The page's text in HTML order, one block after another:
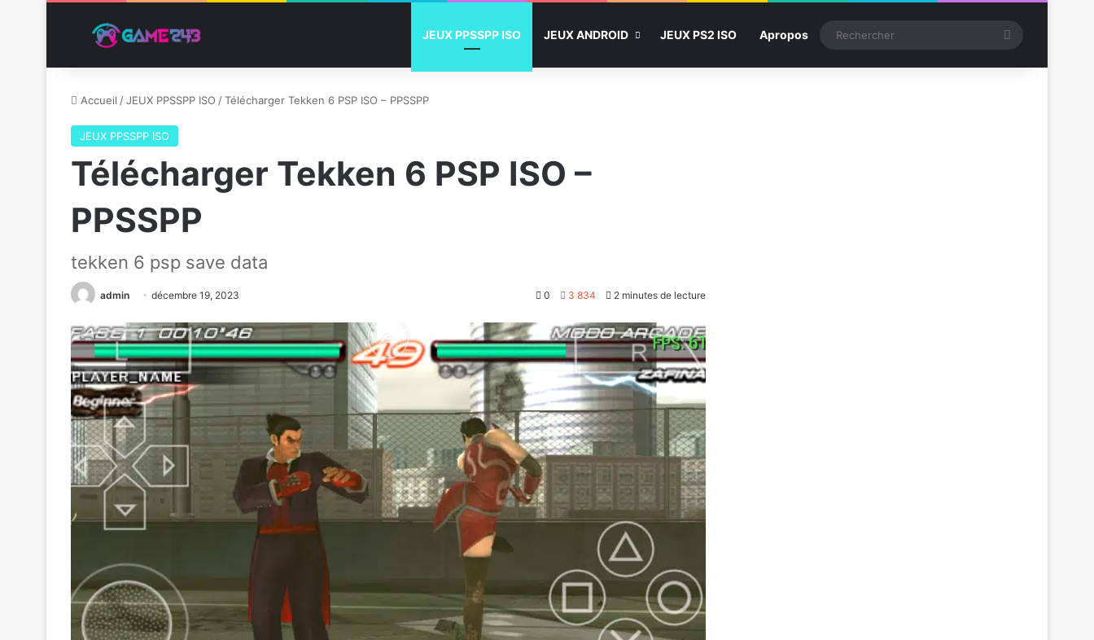
JEUX PPSSPP ISO JEUX ANDROID JEUX PS2 ISO Apropos Rechercher
Accueil /JEUX PPSSPP ISO /Télécharger Tekken 6 PSP ISO – PPSSPP
JEUX PPSSPP ISO
Télécharger Tekken 6 PSP ISO –
PPSSPP
tekken 6 psp save data
admin décembre 19, 2023 0 3 834 2 minutes de lecture